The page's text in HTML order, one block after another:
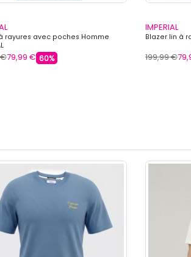
rayures avec poches Homme
€79,99 € 60%
IMPERIAL
Blazer lin à
199,99 €